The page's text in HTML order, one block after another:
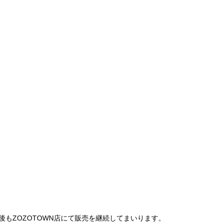
ZOZOTOWN店にて販売を継続してまいります。